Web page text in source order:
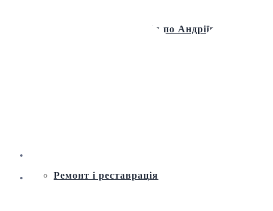
Віртуальна екскурсія по Андріївській
Ремонт і реставрація